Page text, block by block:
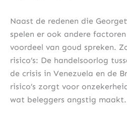
Naast de redenen die
spelen er ook andere
voordeel van goud spreken.
risico’s: De handelsoorlog
de crisis in Venezuela en de
risico’s zorgt voor
wat beleggers angstig maakt.